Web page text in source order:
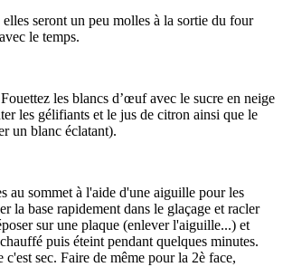
seront un peu molles à la sortie du four
le temps.
les blancs d’œuf avec le sucre en neige
les gélifiants et le jus de citron ainsi que le
un blanc éclatant).
au sommet à l'aide d'une aiguille pour les
la base rapidement dans le glaçage et racler
sur une plaque (enlever l'aiguille...) et
puis éteint pendant quelques minutes.
sec. Faire de même pour la 2è face,